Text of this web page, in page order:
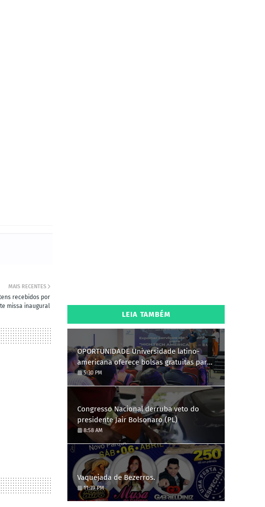
MAIS RECENTES
recebidos por
missa inaugural
LEIA TAMBÉM
OPORTUNIDADE Universidade latino-
americana oferece bolsas gratuitas para
Engenharia de Software; saiba como se
candidatar
5:30 PM
Congresso Nacional derruba veto do
presidente Jair Bolsonaro (PL)
8:58 AM
Vaquejada de Bezerros.
11:39 PM